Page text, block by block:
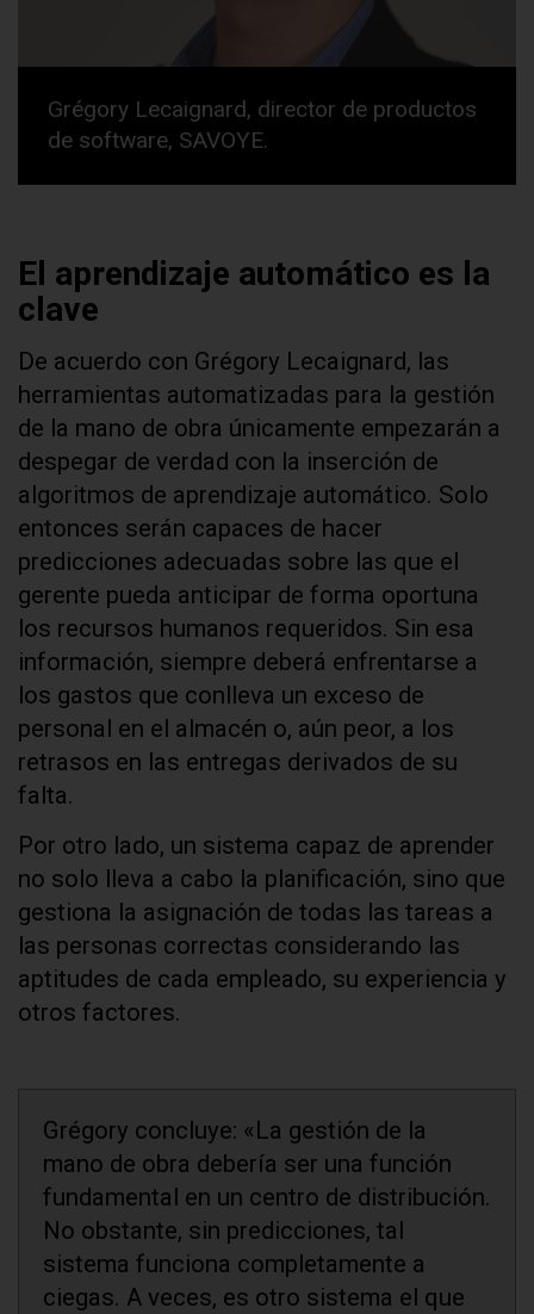
Grégory Lecaignard, director de productos
de software, SAVOYE.
El aprendizaje automático es la
clave
De acuerdo con Grégory Lecaignard, las
herramientas automatizadas para la gestión
de la mano de obra únicamente empezarán a
despegar de verdad con la inserción de
algoritmos de aprendizaje automático. Solo
entonces serán capaces de hacer
predicciones adecuadas sobre las que el
gerente pueda anticipar de forma oportuna
los recursos humanos requeridos. Sin esa
información, siempre deberá enfrentarse a
los gastos que conlleva un exceso de
personal en el almacén o, aún peor, a los
retrasos en las entregas derivados de su
falta.
Por otro lado, un sistema capaz de aprender
no solo lleva a cabo la planificación, sino que
gestiona la asignación de todas las tareas a
las personas correctas considerando las
aptitudes de cada empleado, su experiencia y
otros factores.
Grégory concluye: «La gestión de la
mano de obra debería ser una función
fundamental en un centro de distribución.
No obstante, sin predicciones, tal
sistema funciona completamente a
ciegas. A veces, es otro sistema el que